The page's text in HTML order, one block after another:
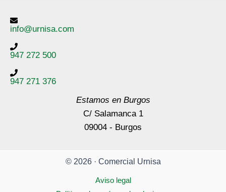
info@urnisa.com
947 272 500
947 271 376
Estamos en Burgos
C/ Salamanca 1
09004 - Burgos
© 2026 · Comercial Urnisa
Aviso legal